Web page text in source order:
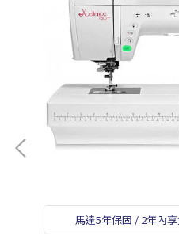
馬達5年保固 / 2年內